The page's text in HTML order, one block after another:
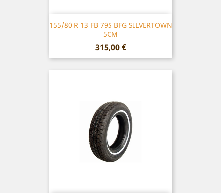
155/80 R 13 FB 79S BFG SILVERTOWN
5CM
Prix
315,00 €